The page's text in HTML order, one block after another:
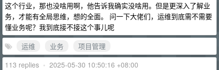
这个行业，那也没啥用啊，他告诉我确实没啥用。但是更深入了解业
务，才能有全局思维，想的全面。 问一下大佬们，运维到底需不需要
懂业务呢？我到底接不接这个事儿呢
运维
业务
项目管理
113 replies • 2025-05-30 10:50:16 +08:00